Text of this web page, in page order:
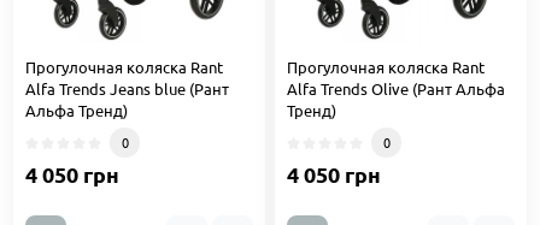
Прогулочная коляска Rant
Alfa Trends Jeans blue (Рант
Альфа Тренд)
0
4 050 грн
Прогулочная коляска Rant
Alfa Trends Olive (Рант Альфа
Тренд)
0
4 050 грн